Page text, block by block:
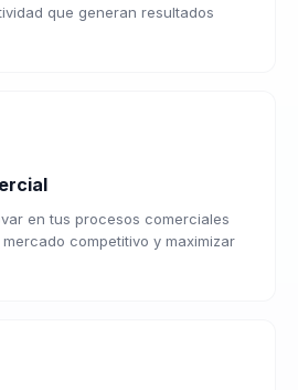
que generan resultados
en tus procesos comerciales
competitivo y maximizar